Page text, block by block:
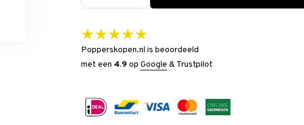
★★★★★
Popperskopen.nl is beoordeeld
met een 4.9 opGoogle & Trustpilot